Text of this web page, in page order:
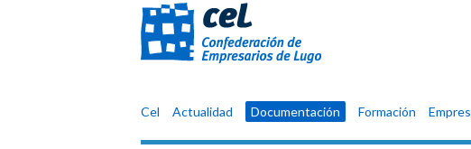
Confederación
Cel Actualidad Documentación Formación